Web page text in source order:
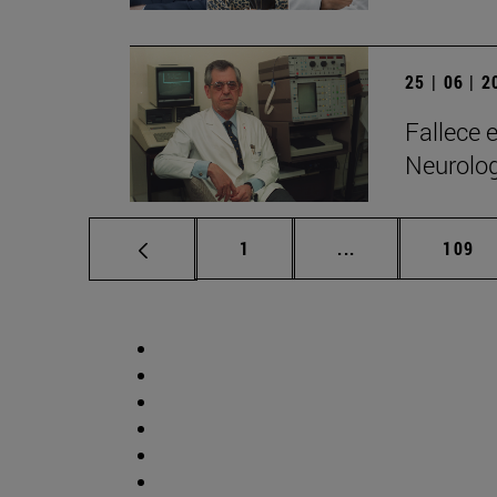
25 | 06 |
Fallece
Página
1 ... Páginas Página
109